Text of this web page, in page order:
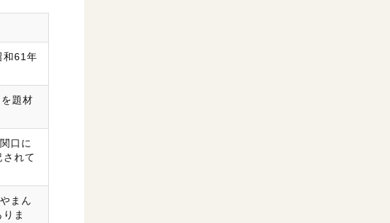
和61年
題材
口に
れて
まん
ま